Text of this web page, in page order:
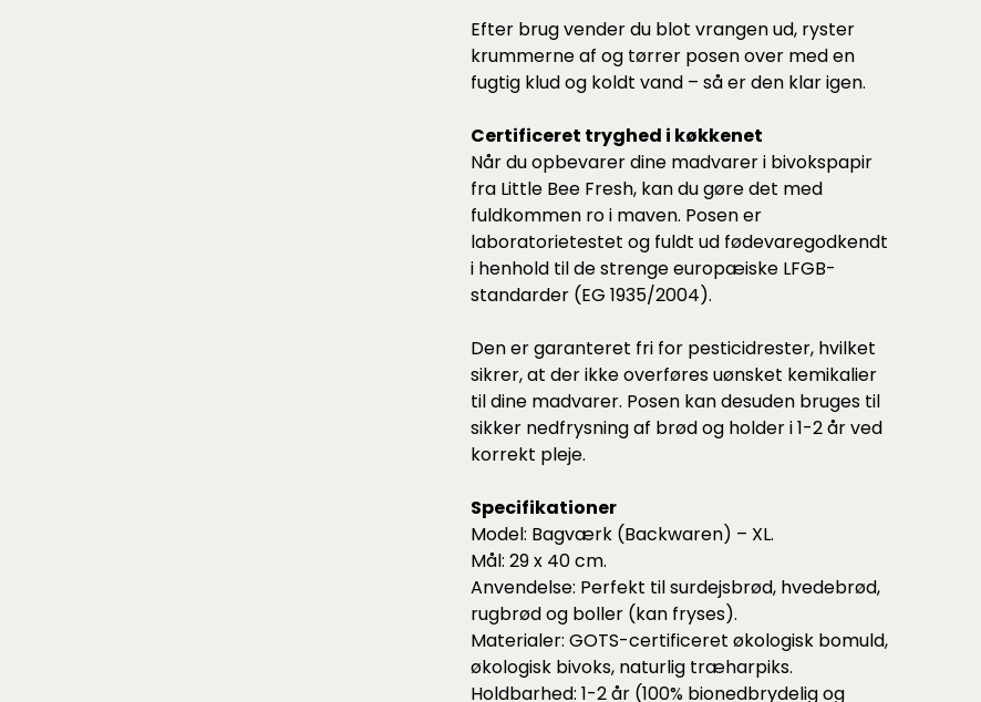
Efter brug vender du blot vrangen ud, ryster
krummerne af og tørrer posen over med en
fugtig klud og koldt vand – så er den klar igen.
Certificeret tryghed i køkkenet
Når du opbevarer dine madvarer i bivokspapir
fra Little Bee Fresh, kan du gøre det med
fuldkommen ro i maven. Posen er
laboratorietestet og fuldt ud fødevaregodkendt
i henhold til de strenge europæiske LFGB-
standarder (EG 1935/2004).
Den er garanteret fri for pesticidrester, hvilket
sikrer, at der ikke overføres uønsket kemikalier
til dine madvarer. Posen kan desuden bruges til
sikker nedfrysning af brød og holder i 1-2 år ved
korrekt pleje.
Specifikationer
Model: Bagværk (Backwaren) – XL.
Mål: 29 x 40 cm.
Anvendelse: Perfekt til surdejsbrød, hvedebrød,
rugbrød og boller (kan fryses).
Materialer: GOTS-certificeret økologisk bomuld,
økologisk bivoks, naturlig træharpiks.
Holdbarhed: 1-2 år (100% bionedbrydelig og